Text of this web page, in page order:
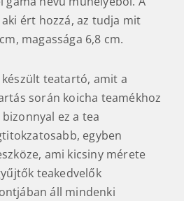
ért hozzá, az tudja mit
magassága 6,8 cm.
teatartó, amit a
során koicha teamékhoz
ez a tea
egyben
ami kicsiny mérete
teakedvelők
áll mindenki